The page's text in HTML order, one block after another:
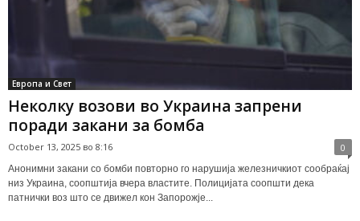
Европа и Свет
Неколку возови во Украина запрени
поради закани за бомба
October 13, 2025 во 8:16 0
Анонимни закани со бомби повторно го нарушија железничкиот сообраќај
низ Украина, соопштија вчера властите. Полицијата соопшти дека
патнички воз што се движел кон Запорожје...